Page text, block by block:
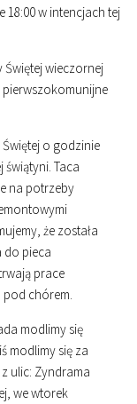
18:00w intencjach tej
Świętej wieczornej
Świętej o godzinie
Taca
na potrzeby
że została
do pieca
prace
pod chórem.
modlimy się
modlimy się za
ulic: Zyndrama
we wtorek